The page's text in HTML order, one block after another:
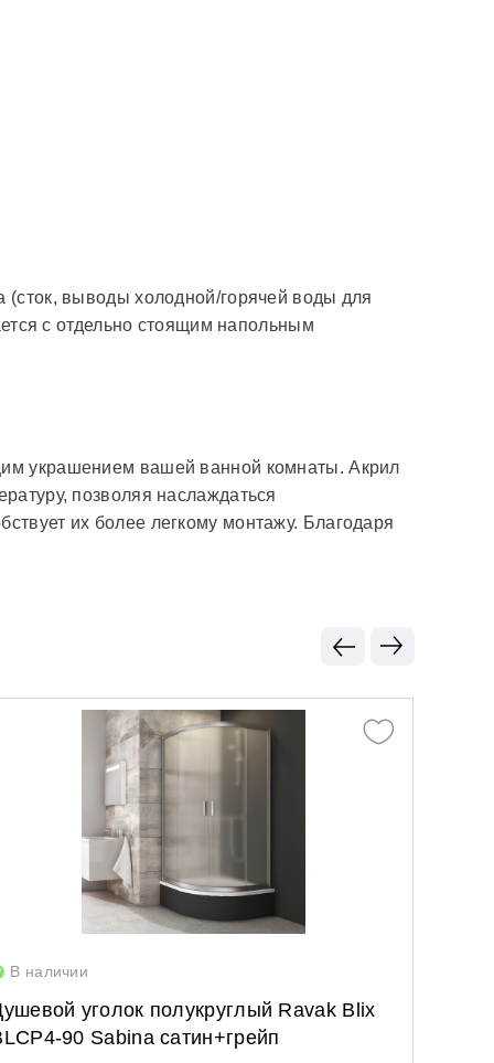
выводы холодной/горячей воды для
с отдельно стоящим напольным
украшением вашей ванной комнаты. Акрил
позволяя наслаждаться
их более легкому монтажу. Благодаря
В наличии
уголок полукруглый Ravak Blix
90 Sabina сатин+грейп